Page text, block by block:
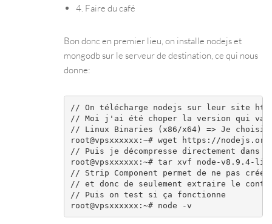
4. Faire du café
Bon donc en premier lieu, on installe nodejs et
mongodb sur le serveur de destination, ce qui nous
donne:
// On télécharge nodejs sur leur site
// Moi j'ai été choper la version qui va
// Linux Binaries (x86/x64) => Je choisi
root@vpsxxxxxx:~# wget https://
// Puis je décompresse directement
root@vpsxxxxxx:~# tar xvf node-v8.9.4-
// Strip Component permet de ne pas
// et donc de seulement extraire le
// Puis on test si ça fonctionne